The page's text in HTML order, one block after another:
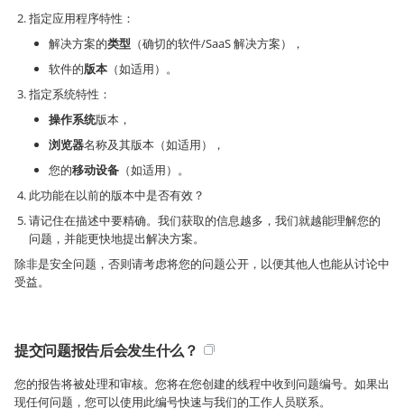
指定应用程序特性：
解决方案的类型 （确切的软件/SaaS 解决方案），
软件的版本 （如适用）。
指定系统特性：
操作系统版本，
浏览器名称及其版本（如适用），
您的移动设备 （如适用）。
此功能在以前的版本中是否有效？
请记住在描述中要精确。我们获取的信息越多，我们就越能理解您的
问题，并能更快地提出解决方案。
除非是安全问题，否则请考虑将您的问题公开，以便其他人也能从讨论中
受益。
提交问题报告后会发生什么？
您的报告将被处理和审核。您将在您创建的线程中收到问题编号。如果出
现任何问题，您可以使用此编号快速与我们的工作人员联系。